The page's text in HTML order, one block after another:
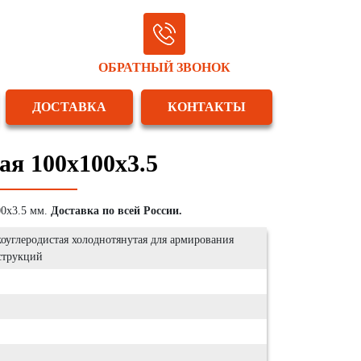
ОБРАТНЫЙ ЗВОНОК
ДОСТАВКА КОНТАКТЫ
100х100х3.5
мм. Доставка по всей России.
холоднотянутая для армирования